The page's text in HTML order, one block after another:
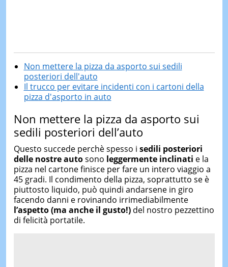
Non mettere la pizza da asporto sui sedili
posteriori dell'auto
Il trucco per evitare incidenti con i cartoni della
pizza d'asporto in auto
Non mettere la pizza da asporto sui
sedili posteriori dell’auto
Questo succede perchè spesso i sedili posteriori
delle nostre autosono leggermente inclinati e la
pizza nel cartone finisce per fare un intero viaggio a
45 gradi. Il condimento della pizza, soprattutto se è
piuttosto liquido, può quindi andarsene in giro
facendo danni e rovinando irrimediabilmente
l’aspetto (ma anche il gusto!)del nostro pezzettino
di felicità portatile.